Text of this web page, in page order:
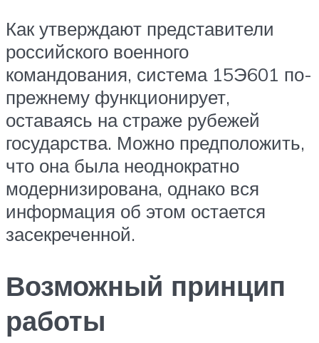
Как утверждают представители
российского военного
командования, система 15Э601 по-
прежнему функционирует,
оставаясь на страже рубежей
государства. Можно предположить,
что она была неоднократно
модернизирована, однако вся
информация об этом остается
засекреченной.
Возможный принцип
работы